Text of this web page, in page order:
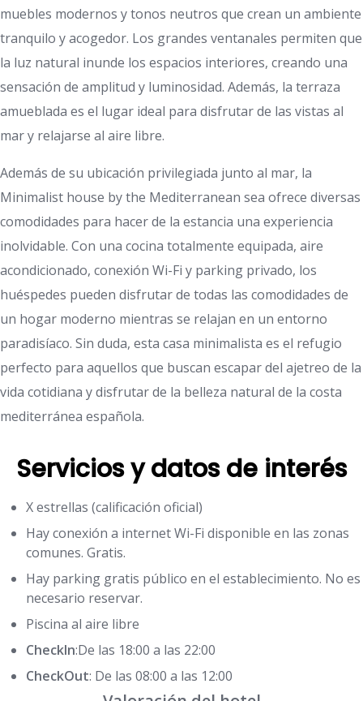
muebles modernos y tonos neutros que crean un ambiente
tranquilo y acogedor. Los grandes ventanales permiten que
la luz natural inunde los espacios interiores, creando una
sensación de amplitud y luminosidad. Además, la terraza
amueblada es el lugar ideal para disfrutar de las vistas al
mar y relajarse al aire libre.
Además de su ubicación privilegiada junto al mar, la
Minimalist house by the Mediterranean sea ofrece diversas
comodidades para hacer de la estancia una experiencia
inolvidable. Con una cocina totalmente equipada, aire
acondicionado, conexión Wi-Fi y parking privado, los
huéspedes pueden disfrutar de todas las comodidades de
un hogar moderno mientras se relajan en un entorno
paradisíaco. Sin duda, esta casa minimalista es el refugio
perfecto para aquellos que buscan escapar del ajetreo de la
vida cotidiana y disfrutar de la belleza natural de la costa
mediterránea española.
Servicios y datos de interés
X estrellas (calificación oficial)
Hay conexión a internet Wi-Fi disponible en las zonas
comunes. Gratis.
Hay parking gratis público en el establecimiento. No es
necesario reservar.
Piscina al aire libre
CheckIn:De las 18:00 a las 22:00
CheckOut: De las 08:00 a las 12:00